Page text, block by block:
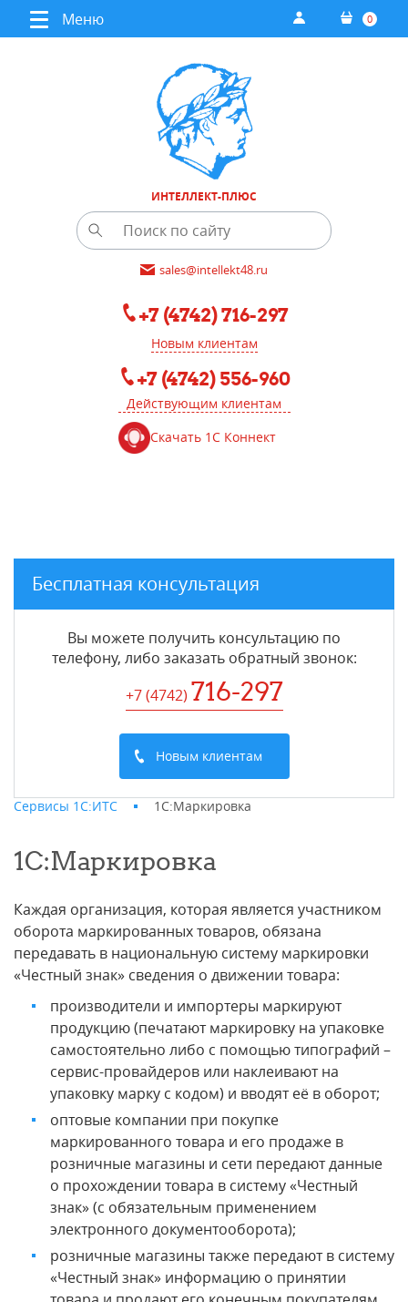
Меню 0
ИНТЕЛЛЕКТ-ПЛЮС
sales@intellekt48.ru
+7 (4742) 716-297
Новым клиентам
+7 (4742) 556-960
Действующим клиентам
Скачать 1С Коннект
Бесплатная консультация
Вы можете получить консультацию по
телефону, либо заказать обратный звонок:
+7 (4742) 716-297
Новым клиентам
Сервисы 1С:ИТС 1С:Маркировка
1С:Маркировка
Каждая организация, которая является участником
оборота маркированных товаров, обязана
передавать в национальную систему маркировки
«Честный знак» сведения о движении товара:
производители и импортеры маркируют
продукцию (печатают маркировку на упаковке
самостоятельно либо с помощью типографий –
сервис-провайдеров или наклеивают на
упаковку марку с кодом) и вводят её в оборот;
оптовые компании при покупке
маркированного товара и его продаже в
розничные магазины и сети передают данные
о прохождении товара в систему «Честный
знак» (с обязательным применением
электронного документооборота);
розничные магазины также передают в систему
«Честный знак» информацию о принятии